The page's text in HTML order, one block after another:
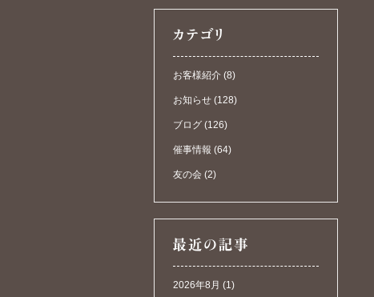
お客様紹介 (8)
お知らせ (128)
ブログ (126)
催事情報 (64)
友の会 (2)
2026年8月 (1)